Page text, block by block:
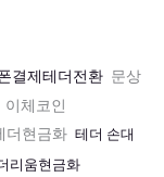
결제테더전환 문상
이체코인
더현금화 테더 손대
리움현금화